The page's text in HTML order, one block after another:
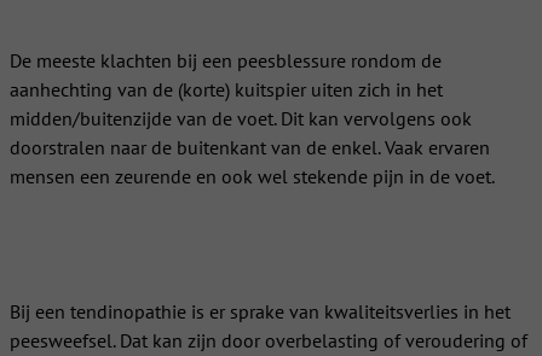
De meeste klachten bij een peesblessure rondom de
aanhechting van de (korte) kuitspier uiten zich in het
midden/buitenzijde van de voet. Dit kan vervolgens ook
doorstralen naar de buitenkant van de enkel. Vaak ervaren
mensen een zeurende en ook wel stekende pijn in de voet.
Bij een tendinopathie is er sprake van kwaliteitsverlies in het
peesweefsel. Dat kan zijn door overbelasting of veroudering of